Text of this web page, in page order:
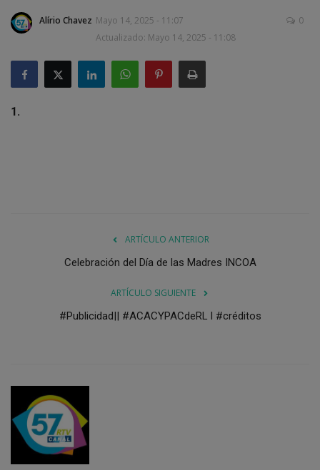
Alírio Chavez Mayo 14, 2025 - 11:07
Actualizado: Mayo 14, 2025 - 11:08
0
1.
ARTÍCULO ANTERIOR
Celebración del Día de las Madres INCOA
ARTÍCULO SIGUIENTE
#Publicidad|| #ACACYPACdeRL l #créditos